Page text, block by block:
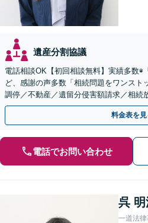
遺産分割協議
電話相談OK【初回相談無料】実績多数◉
ど、感謝の声多数「相続問題をワンスト
調停／不動産／遺留分侵害額請求／相続
せ。司法書士・不動産業者などと連携可
料金表を見
電話でお問い合わせ
呉
一道法